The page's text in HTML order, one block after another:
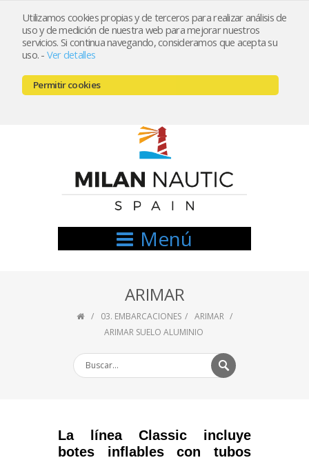
Utilizamos cookies propias y de terceros para realizar análisis de
uso y de medición de nuestra web para mejorar nuestros
servicios. Si continua navegando, consideramos que acepta su
uso. - Ver detalles
Permitir cookies
Registrarse Mi cuenta
666521122 // 654999333
Menú
ARIMAR
03. EMBARCACIONES
ARIMAR
ARIMAR SUELO ALUMINIO
La línea Classic incluye
botes inflables con tubos